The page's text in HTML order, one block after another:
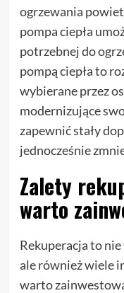
ogrzewania
pompa ciepła
potrzebnej do
pompą ciepła to
wybierane przez
modernizujące
zapewnić stały
jednocześnie
Zalety
warto
Rekuperacja to
ale również wiele
warto